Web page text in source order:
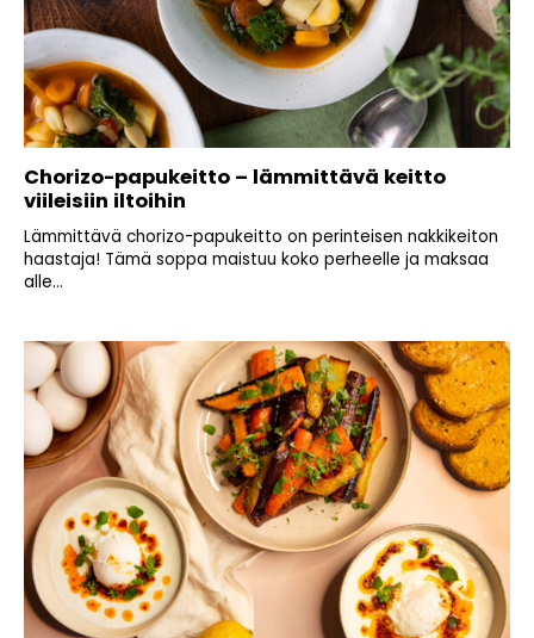
Chorizo-papukeitto – lämmittävä keitto
viileisiin iltoihin
Lämmittävä chorizo-papukeitto on perinteisen nakkikeiton
haastaja! Tämä soppa maistuu koko perheelle ja maksaa
alle...